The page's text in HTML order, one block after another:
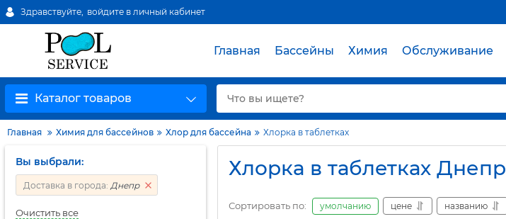
Здравствуйте, войдите в личный кабинет
Главная Бассейны Химия Обслуживание
Каталог товаров
Главная Химия для бассейнов Хлор для бассейна Хлорка в таблетках
Вы выбрали:
Доставка в города: Днепр
Очистить все
Хлорка в таблетках Днепр
Сортировать по: умолчанию цене названию